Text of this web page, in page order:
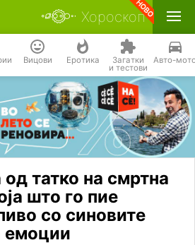
Хороскоп
Вицови Еротика Загатки
и тестови
Авто-
татко на смртна
што го пие
со синовите
емоции